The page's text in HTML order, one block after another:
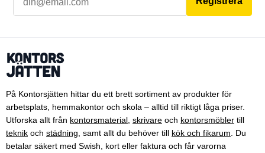
På Kontorsjätten hittar du ett brett sortiment av produkter för
arbetsplats, hemmakontor och skola – alltid till riktigt låga priser.
Utforska allt från kontorsmaterial skrivare och kontorsmöbler till
teknik och städning , samt allt du behöver till kök och fikarum . Du
betalar säkert med Swish, kort eller faktura och får varorna